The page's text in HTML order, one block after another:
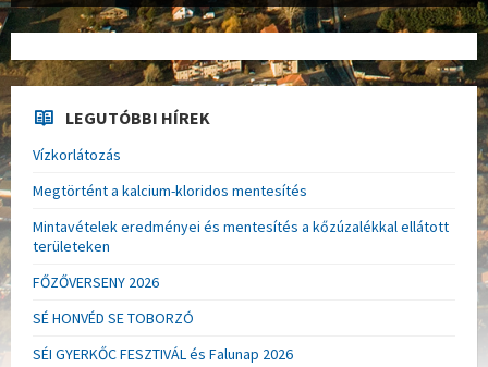
LEGUTÓBBI HÍREK
Vízkorlátozás
Megtörtént a kalcium-kloridos mentesítés
Mintavételek eredményei és mentesítés a kőzúzalékkal ellátott
területeken
FŐZŐVERSENY 2026
SÉ HONVÉD SE TOBORZÓ
SÉI GYERKŐC FESZTIVÁL és Falunap 2026